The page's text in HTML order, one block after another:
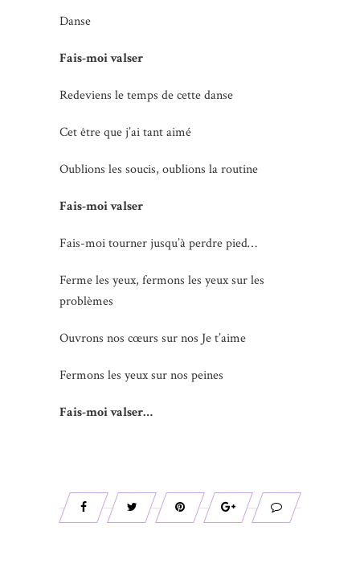
Danse
Fais-moi valser
Redeviens le temps de cette danse
Cet être que j’ai tant aimé
Oublions les soucis, oublions la routine
Fais-moi valser
Fais-moi tourner jusqu’à perdre pied…
Ferme les yeux, fermons les yeux sur les
problèmes
Ouvrons nos cœurs sur nos Je t’aime
Fermons les yeux sur nos peines
Fais-moi valser…